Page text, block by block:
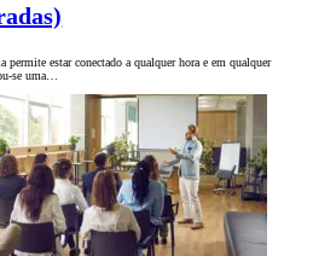
permite estar conectado a qualquer hora e em qualquer
se uma…